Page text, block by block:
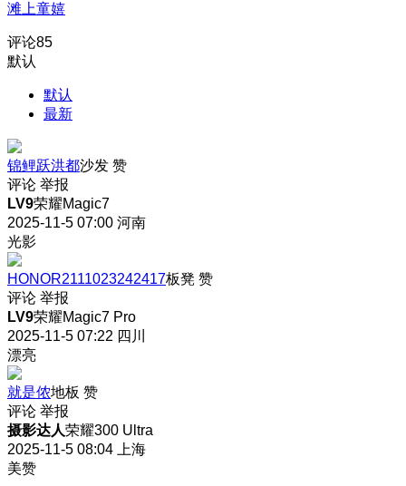
滩上童嬉
评论85
默认
默认
最新
锦鲤跃洪都沙发 赞
评论 举报
LV9荣耀Magic7
2025-11-5 07:00 河南
光影
HONOR2111023242417板凳 赞
评论 举报
LV9荣耀Magic7 Pro
2025-11-5 07:22 四川
漂亮
就是侬地板 赞
评论 举报
摄影达人荣耀300 Ultra
2025-11-5 08:04
上海
美赞